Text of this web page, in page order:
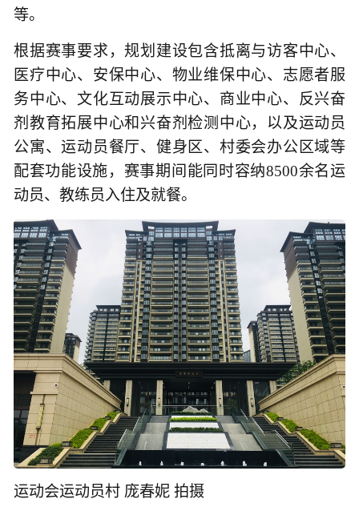
等。
根据赛事要求，规划建设包含抵离与访客中心、
医疗中心、安保中心、物业维保中心、志愿者服
务中心、文化互动展示中心、商业中心、反兴奋
剂教育拓展中心和兴奋剂检测中心，以及运动员
公寓、运动员餐厅、健身区、村委会办公区域等
配套功能设施，赛事期间能同时容纳8500余名运
动员、教练员入住及就餐。
运动会运动员村 庞春妮 拍摄